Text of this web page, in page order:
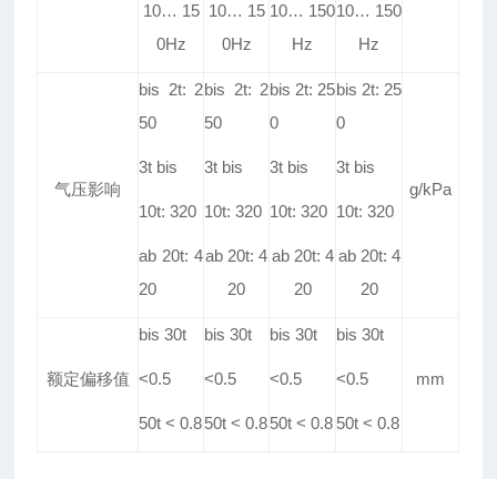
10… 15
0Hz
10… 15
0Hz
10… 150
Hz
10… 150
Hz
气压影响
bis 2t: 2
50
3t bis
10t: 320
ab 20t: 4
20
bis 2t: 2
50
3t bis
10t: 320
ab 20t: 4
20
bis 2t: 25
0
3t bis
10t: 320
ab 20t: 4
20
bis 2t: 25
0
3t bis
10t: 320
ab 20t: 4
20
g/kPa
额定偏移值
bis 30t
<0.5
50t < 0.8
bis 30t
<0.5
50t < 0.8
bis 30t
<0.5
50t < 0.8
bis 30t
<0.5
50t < 0.8
mm